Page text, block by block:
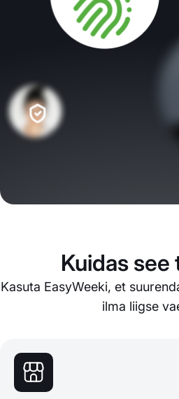
Kuidas see
Kasuta EasyWeeki, et
ilma liigse